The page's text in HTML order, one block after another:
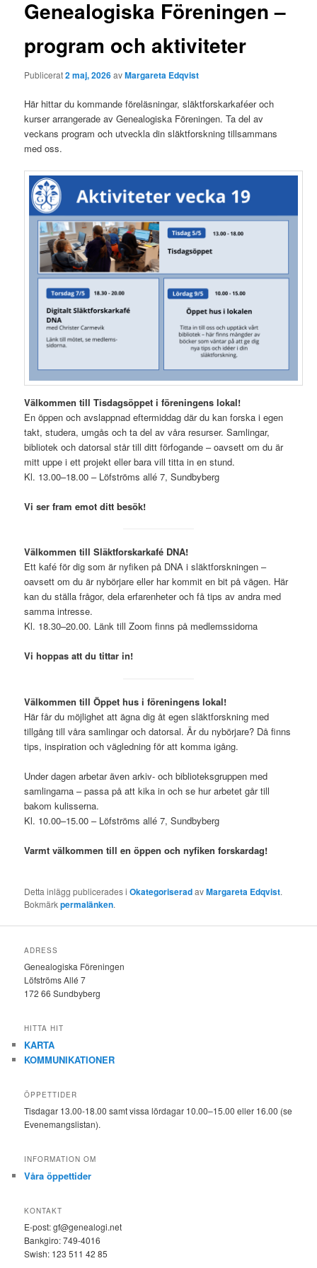
g
n
a
v
g
e
r
i
g
Genealogiska Föreningen –
program och aktiviteter
Publicerat2 maj, 2026avMargareta Edqvist
Här hittar du kommande föreläsningar, släktforskarkaféer och
kurser arrangerade av Genealogiska Föreningen. Ta del av
veckans program och utveckla din släktforskning tillsammans
med oss.
Välkommen till Tisdagsöppet i föreningens lokal!
En öppen och avslappnad eftermiddag där du kan forska i egen
takt, studera, umgås och ta del av våra resurser. Samlingar,
bibliotek och datorsal står till ditt förfogande – oavsett om du är
mitt uppe i ett projekt eller bara vill titta in en stund.
Kl. 13.00–18.00 – Löfströms allé 7, Sundbyberg
Vi ser fram emot ditt besök!
Välkommen till Släktforskarkafé DNA!
Ett kafé för dig som är nyfiken på DNA i släktforskningen –
oavsett om du är nybörjare eller har kommit en bit på vägen. Här
kan du ställa frågor, dela erfarenheter och få tips av andra med
samma intresse.
Kl. 18.30–20.00. Länk till Zoom finns på medlemssidorna
Vi hoppas att du tittar in!
Välkommen till Öppet hus i föreningens lokal!
Här får du möjlighet att ägna dig åt egen släktforskning med
tillgång till våra samlingar och datorsal. Är du nybörjare? Då finns
tips, inspiration och vägledning för att komma igång.
Under dagen arbetar även arkiv- och biblioteksgruppen med
samlingarna – passa på att kika in och se hur arbetet går till
bakom kulisserna.
Kl. 10.00–15.00 – Löfströms allé 7, Sundbyberg
Varmt välkommen till en öppen och nyfiken forskardag!
Detta inlägg publicerades iOkategoriseradavMargareta Edqvist.
Bokmärkpermalänken.
ADRESS
Genealogiska Föreningen
Löfströms Allé 7
172 66 Sundbyberg
HITTA HIT
KARTA
KOMMUNIKATIONER
ÖPPETTIDER
Tisdagar 13.00-18.00 samt vissa lördagar 10.00–15.00 eller 16.00 (se
Evenemangslistan).
INFORMATION OM
Våra öppettider
KONTAKT
E-post: gf@genealogi.net
Bankgiro: 749-4016
Swish: 123 511 42 85